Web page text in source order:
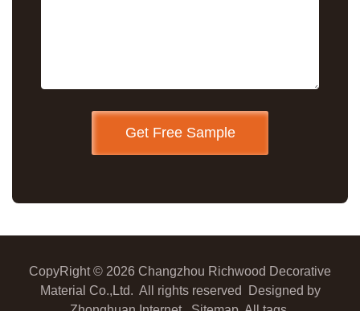
CopyRight © 2026 Changzhou Richwood Decorative
Material Co.,Ltd. All rights reserved
Designed by